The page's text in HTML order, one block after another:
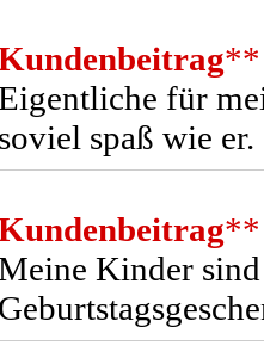
**
für
soviel spaß wie
**
Kinder